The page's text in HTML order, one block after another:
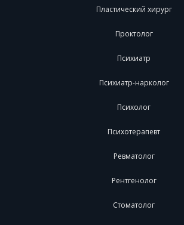
Пластический хирург
Проктолог
Психиатр
Психиатр-нарколог
Психолог
Психотерапевт
Ревматолог
Рентгенолог
Стоматолог